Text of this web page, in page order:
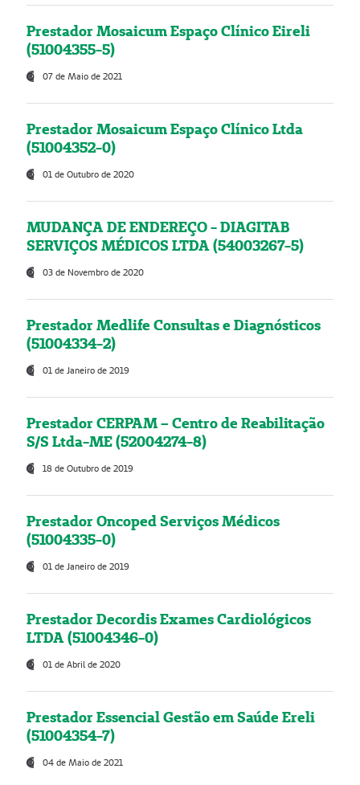
Prestador Mosaicum Espaço Clínico Eireli
(51004355-5)
07 de Maio de 2021
Prestador Mosaicum Espaço Clínico Ltda
(51004352-0)
01 de Outubro de 2020
MUDANÇA DE ENDEREÇO - DIAGITAB
SERVIÇOS MÉDICOS LTDA (54003267-5)
03 de Novembro de 2020
Prestador Medlife Consultas e Diagnósticos
(51004334-2)
01 de Janeiro de 2019
Prestador CERPAM – Centro de Reabilitação
S/S Ltda-ME (52004274-8)
18 de Outubro de 2019
Prestador Oncoped Serviços Médicos
(51004335-0)
01 de Janeiro de 2019
Prestador Decordis Exames Cardiológicos
LTDA (51004346-0)
01 de Abril de 2020
Prestador Essencial Gestão em Saúde Ereli
(51004354-7)
04 de Maio de 2021